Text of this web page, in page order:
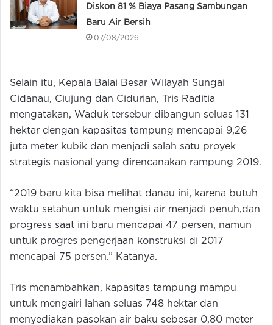
Diskon 81 % Biaya Pasang Sambungan
Baru Air Bersih
07/08/2026
Selain itu, Kepala Balai Besar Wilayah Sungai
Cidanau, Ciujung dan Cidurian, Tris Raditia
mengatakan, Waduk tersebur dibangun seluas 131
hektar dengan kapasitas tampung mencapai 9,26
juta meter kubik dan menjadi salah satu proyek
strategis nasional yang direncanakan rampung 2019.
“2019 baru kita bisa melihat danau ini, karena butuh
waktu setahun untuk mengisi air menjadi penuh,dan
progress saat ini baru mencapai 47 persen, namun
untuk progres pengerjaan konstruksi di 2017
mencapai 75 persen.” Katanya.
Tris menambahkan, kapasitas tampung mampu
untuk mengairi lahan seluas 748 hektar dan
menyediakan pasokan air baku sebesar 0,80 meter